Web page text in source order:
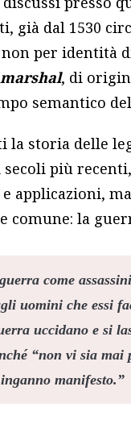
già dal 1530
non per identità
marshal, di
semantico
la storia delle
più
applicazioni,
comune: la
come
uomini che essi
uccidano e si
“non vi sia mai
manifesto.”